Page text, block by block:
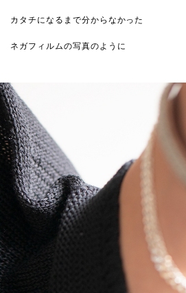
カタチになるまで分からなかった
ネガフィルムの写真のように